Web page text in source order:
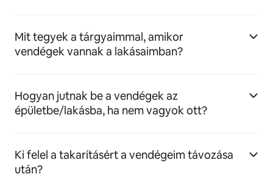
Mit tegyek a tárgyaimmal, amikor
vendégek vannak a lakásaimban?
Hogyan jutnak be a vendégek az
épületbe/lakásba, ha nem vagyok ott?
Ki felel a takarításért a vendégeim távozása
után?